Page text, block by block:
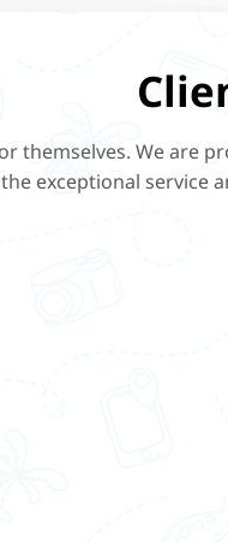
themselves. We
exceptional service